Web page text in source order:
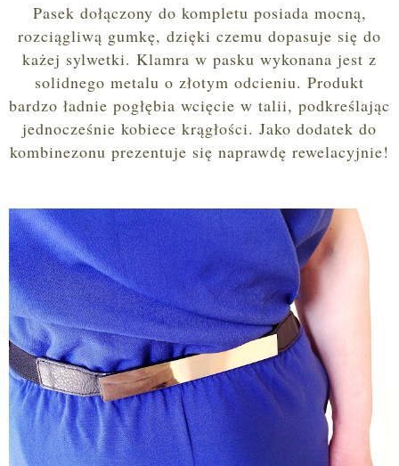
Pasek dołączony do kompletu posiada mocną,
rozciągliwą gumkę, dzięki czemu dopasuje się do
każej sylwetki. Klamra w pasku wykonana jest z
solidnego metalu o złotym odcieniu. Produkt
bardzo ładnie pogłębia wcięcie w talii, podkreślając
jednocześnie kobiece krągłości. Jako dodatek do
kombinezonu prezentuje się naprawdę rewelacyjnie!